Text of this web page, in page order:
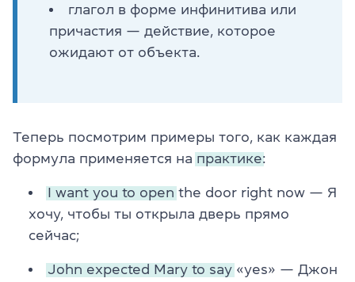
глагол в форме инфинитива или
причастия — действие, которое
ожидают от объекта.
Теперь посмотрим примеры того, как каждая
формула применяется на практике:
I want you to open the door right now — Я
хочу, чтобы ты открыла дверь прямо
сейчас;
John expected Mary to say «yes» — Джон